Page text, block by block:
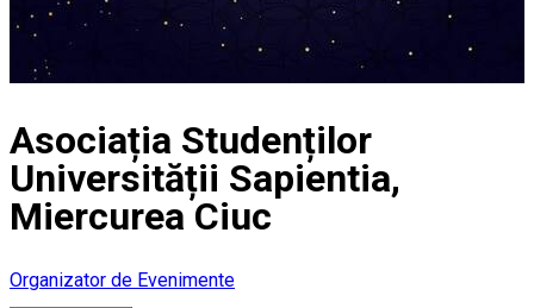
Asociația Studenților
Universității Sapientia,
Miercurea Ciuc
Organizator de Evenimente